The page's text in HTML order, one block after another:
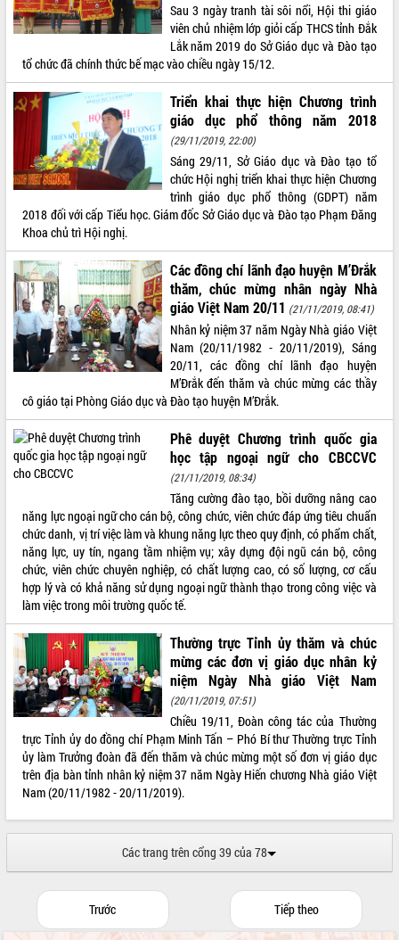
Kỳ họp thứ Hai, Hội đồng nhân dân
tỉnh khóa XI quyết nghị nhiều nội dung
Bí thư Tỉnh ủy Lương Nguyễn Minh
Triết thăm, tặng quà người có công với
cách mạng
Rà soát, hoàn thiện hệ thống thiết chế
văn hóa, thể thao đáp ứng yêu cầu
phát triển mới
Thường trực HĐND tỉnh Đắk Lắk gặp
mặt Đoàn chuyên gia y tế TP. Hồ Chí
Minh
Lễ truy điệu và an táng hài cốt liệt sĩ
tại Nghĩa trang Liệt sĩ xã Sơn Hòa
Bàn giải pháp tháo gỡ khó khăn trong
xuất khẩu sầu riêng và triển khai quy
định EUDR
Thứ trưởng Bộ Nông nghiệp và Môi
trường Nguyễn Hoàng Hiệp khảo sát
vùng trồng và doanh nghiệp đóng gói
sầu riêng tại Đắk Lắk
Trình diễn nghệ thuật chế biến các
món ăn từ sầu riêng
Đắk Lắk công bố Quy hoạch và xúc
tiến đầu tư tỉnh
Ngành cá ngừ Đắk Lắk chủ động thích
ứng để giữ vững thị trường xuất khẩu
Diễn đàn Kinh tế tư nhân Việt Nam đột
phá cơ chế - Hợp tác công tư
Đề án 06 tạo bước ngoặt đột phá trong
cải cách hành chính tỉnh Đắk Lắk
để phát triển du lịch Đắk Lắk
Khởi động Dự án Đầu tư xây dựng hạ
tầng kỹ thuật Cụm công nghiệp Tân
Tiến
Gặp mặt các cơ quan báo chí nhân Kỷ
niệm 101 năm Ngày Báo chí Cách
mạng Việt Nam
Đắk Lắk sơ kết 4 năm triển khai thực
hiện Đề án 06 của Chính phủ
Quy hoạch và Xúc tiến đầu tư tỉnh Đắk
Khơi thông điểm nghẽn, đẩy nhanh
giải ngân vốn khắc phục thiên tai
HĐND tỉnh thông qua điều chỉnh Quy
hoạch tỉnh thời kỳ 2021-2030
LIÊN KẾT WEB
THỐNG KÊ TRUY CẬP
Hôm nay:
22216
Tất cả: 66067539
Sau 3 ngày tranh tài sôi nổi, Hội thi giáo
viên chủ nhiệm lớp giỏi cấp THCS tỉnh Đắk
Lắk năm 2019 do Sở Giáo dục và Đào tạo
tổ chức đã chính thức bế mạc vào chiều ngày 15/12.
Triển khai thực hiện Chương trình
giáo dục phổ thông năm 2018
(29/11/2019, 22:00)
Sáng 29/11, Sở Giáo dục và Đào tạo tổ
chức Hội nghị triển khai thực hiện Chương
trình giáo dục phổ thông (GDPT) năm
2018 đối với cấp Tiểu học. Giám đốc Sở Giáo dục và Đào tạo Phạm Đăng
Khoa chủ trì Hội nghị.
Các đồng chí lãnh đạo huyện M’Đrắk
thăm, chúc mừng nhân ngày Nhà
giáo Việt Nam 20/11 (21/11/2019, 08:41)
Nhân kỷ niệm 37 năm Ngày Nhà giáo Việt
Nam (20/11/1982 - 20/11/2019), Sáng
20/11, các đồng chí lãnh đạo huyện
M’Đrắk đến thăm và chúc mừng các thầy
cô giáo tại Phòng Giáo dục và Đào tạo huyện M’Đrắk.
Phê duyệt Chương trình quốc gia
học tập ngoại ngữ cho CBCCVC
(21/11/2019, 08:34)
Tăng cường đào tạo, bồi dưỡng nâng cao
năng lực ngoại ngữ cho cán bộ, công chức, viên chức đáp ứng tiêu chuẩn
chức danh, vị trí việc làm và khung năng lực theo quy định, có phẩm chất,
năng lực, uy tín, ngang tầm nhiệm vụ; xây dựng đội ngũ cán bộ, công
chức, viên chức chuyên nghiệp, có chất lượng cao, có số lượng, cơ cấu
hợp lý và có khả năng sử dụng ngoại ngữ thành thạo trong công việc và
làm việc trong môi trường quốc tế.
Thường trực Tỉnh ủy thăm và chúc
mừng các đơn vị giáo dục nhân kỷ
niệm Ngày Nhà giáo Việt Nam
(20/11/2019, 07:51)
Chiều 19/11, Đoàn công tác của Thường
trực Tỉnh ủy do đồng chí Phạm Minh Tấn – Phó Bí thư Thường trực Tỉnh
ủy làm Trưởng đoàn đã đến thăm và chúc mừng một số đơn vị giáo dục
trên địa bàn tỉnh nhân kỷ niệm 37 năm Ngày Hiến chương Nhà giáo Việt
Nam (20/11/1982 - 20/11/2019).
Các trang trên cổng 39 của 78
Trước Tiếp theo